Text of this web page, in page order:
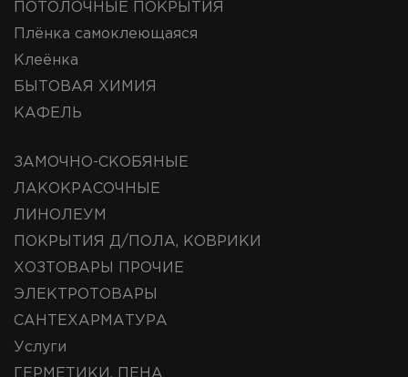
ПОТОЛОЧНЫЕ ПОКРЫТИЯ
Плёнка самоклеющаяся
Клеёнка
БЫТОВАЯ ХИМИЯ
КАФЕЛЬ
ЗАМОЧНО-СКОБЯНЫЕ
ЛАКОКРАСОЧНЫЕ
ЛИНОЛЕУМ
ПОКРЫТИЯ Д/ПОЛА, КОВРИКИ
ХОЗТОВАРЫ ПРОЧИЕ
ЭЛЕКТРОТОВАРЫ
САНТЕХАРМАТУРА
Услуги
ГЕРМЕТИКИ, ПЕНА